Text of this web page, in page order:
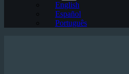
English
Español
Português